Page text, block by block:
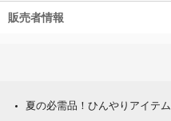
販売者情報
夏の必需品！ひんやりアイテム